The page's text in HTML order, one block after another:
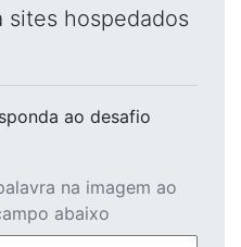
sites hospedados
ao desafio
na imagem ao
abaixo